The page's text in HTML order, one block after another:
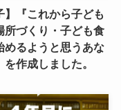
】『これから子ども
所づくり・子ども食
めるようと思うあな
を作成しました。